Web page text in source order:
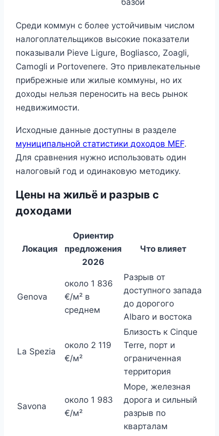
Среди коммун с более устойчивым числом
налогоплательщиков высокие показатели
показывали Pieve Ligure, Bogliasco, Zoagli,
Camogli и Portovenere. Это привлекательные
прибрежные или жилые коммуны, но их
доходы нельзя переносить на весь рынок
недвижимости.
Исходные данные доступны в разделе
муниципальной статистики доходов MEF.
Для сравнения нужно использовать один
налоговый год и одинаковую методику.
Цены на жильё и разрыв с
доходами
Локация
Ориентир
предложения
2026
Что влияет
Genova
около 1 836
€/м² в
среднем
Разрыв от
доступного запада
до дорогого
Albaro и востока
La Spezia
около 2 119
€/м²
Близость к Cinque
Terre, порт и
ограниченная
территория
Savona
около 1 983
€/м²
Море, железная
дорога и сильный
разрыв по
кварталам